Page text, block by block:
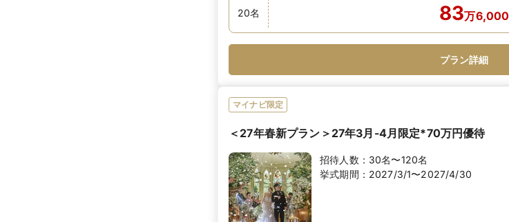
20名 83万6,000
プラン詳細
マイナビ限定
＜27年春新プラン＞27年3月-4月限定*70万円優待
招待人数： 30名〜120名
挙式期間： 2027/3/1〜2027/4/30